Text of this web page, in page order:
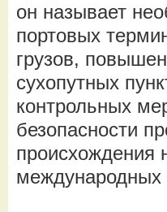
он называет
портовых
грузов,
сухопутных
контрольных
безопасности
происхождения